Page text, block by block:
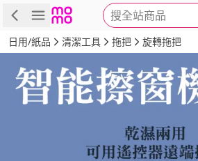
搜全站商品
商品 評價 詳情
日用/紙品 清潔工具 拖把 旋轉拖把